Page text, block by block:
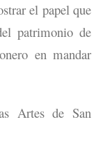
el papel que
patrimonio de
en mandar
Artes de San